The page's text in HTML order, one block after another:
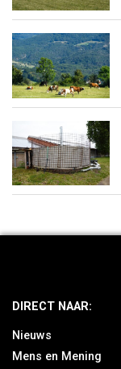
DIRECT NAAR:
Nieuws
Mens en Mening